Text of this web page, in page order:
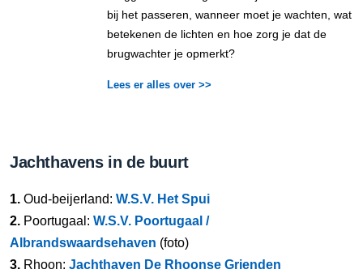
bij het passeren, wanneer moet je wachten, wat
betekenen de lichten en hoe zorg je dat de
brugwachter je opmerkt?
Lees er alles over >>
Jachthavens in de buurt
1. Oud-beijerland: W.S.V. Het Spui
2. Poortugaal: W.S.V. Poortugaal /
Albrandswaardsehaven (foto)
3. Rhoon: Jachthaven De Rhoonse Grienden